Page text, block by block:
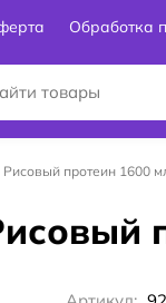
Обработка
протеин 1600